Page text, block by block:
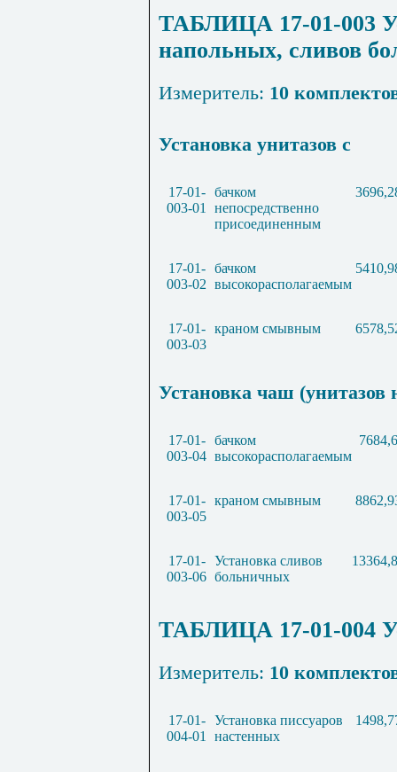
ТАБЛИЦА 17-01-003
напольных, сливов
Измеритель: 10
Установка унитазов с
17-01-
003-01
бачком
непосредственно
присоединенным
17-01-
003-02
бачком
высокорасполагаемым
17-01-
003-03
краном смывным
Установка чаш (унитазов
17-01-
003-04
бачком
высокорасполагаемым
7684,6
17-01-
003-05
краном смывным
17-01-
003-06
Установка сливов
больничных
ТАБЛИЦА 17-01-004
Измеритель: 10
17-01-
004-01
Установка писсуаров
настенных